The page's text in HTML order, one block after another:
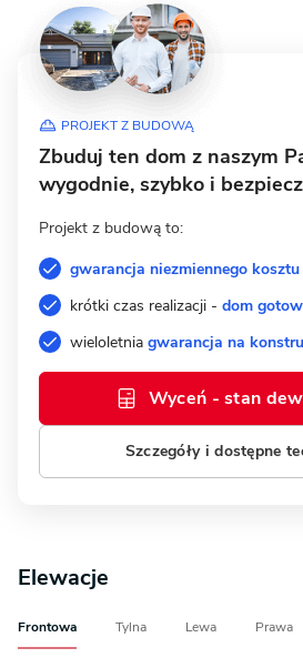
PROJEKT Z BUDOWĄ
Zbuduj ten dom z naszym
wygodnie, szybko i
Projekt z budową to:
gwarancja niezmiennego kosztu
krótki czas realizacji - dom
wieloletnia gwarancja na
Szczegóły i dostępne
Wyceń - stan
Elewacje
Frontowa Tylna Lewa Prawa